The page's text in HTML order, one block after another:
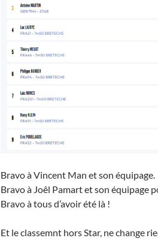
Bravo à Vincent Man et son équipage.
Bravo à Joêl Pamart et son équipage
Bravo à tous d’avoir été là !
Et le classemnt hors Star, ne change